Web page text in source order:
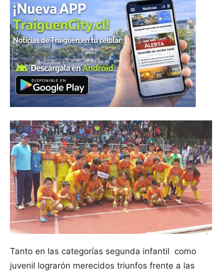
Tanto en las categorías segunda infantil como
juvenil lograrón merecidos triunfos frente a las